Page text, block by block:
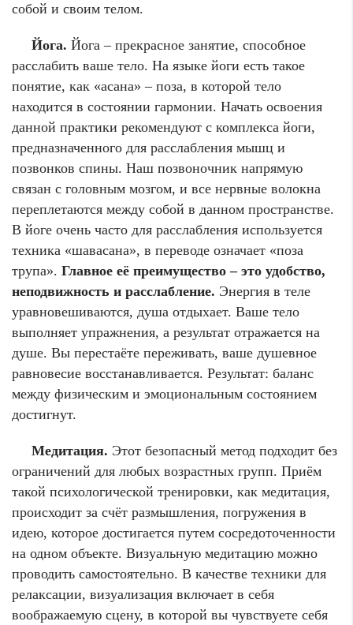
собой и своим телом.
Йога. Йога – прекрасное занятие, способное
расслабить ваше тело. На языке йоги есть такое
понятие, как «асана» – поза, в которой тело
находится в состоянии гармонии. Начать освоения
данной практики рекомендуют с комплекса йоги,
предназначенного для расслабления мышц и
позвонков спины. Наш позвоночник напрямую
связан с головным мозгом, и все нервные волокна
переплетаются между собой в данном пространстве.
В йоге очень часто для расслабления используется
техника «шавасана», в переводе означает «поза
трупа». Главное её преимущество – это удобство,
неподвижность и расслабление. Энергия в теле
уравновешиваются, душа отдыхает. Ваше тело
выполняет упражнения, а результат отражается на
душе. Вы перестаёте переживать, ваше душевное
равновесие восстанавливается. Результат: баланс
между физическим и эмоциональным состоянием
достигнут.
Медитация. Этот безопасный метод подходит без
ограничений для любых возрастных групп. Приём
такой психологической тренировки, как медитация,
происходит за счёт размышления, погружения в
идею, которое достигается путем сосредоточенности
на одном объекте. Визуальную медитацию можно
проводить самостоятельно. В качестве техники для
релаксации, визуализация включает в себя
воображаемую сцену, в которой вы чувствуете себя